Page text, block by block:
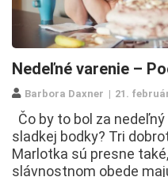
Nedeľné varenie –
Barbora Daxner 21.
Čo by to bol za
sladkej bodky? Tri
Marlotka sú presne
slávnostnom obede